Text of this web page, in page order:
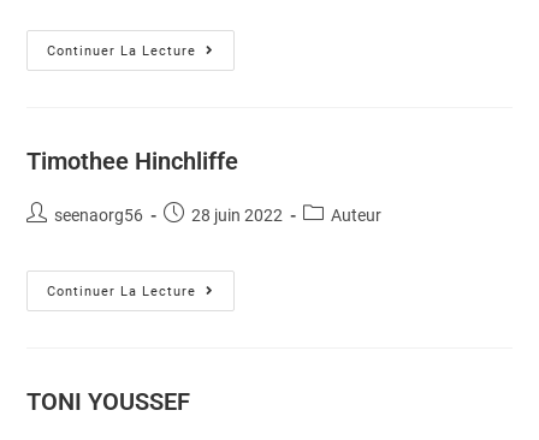
Continuer La Lecture
Timothee Hinchliffe
seenaorg56 28 juin 2022 Auteur
Continuer La Lecture
TONI YOUSSEF